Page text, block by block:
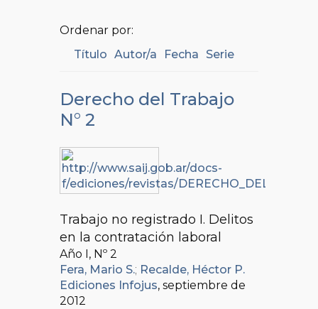
Ordenar por:
Título Autor/a Fecha Serie
Derecho del Trabajo
N° 2
Trabajo no registrado I. Delitos
en la contratación laboral
Año I, Nº 2
Fera, Mario S.; Recalde, Héctor P.
Ediciones Infojus, septiembre de
2012